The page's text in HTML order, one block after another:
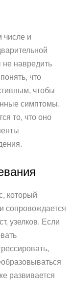
числе и
не навредить
что
чтобы
симптомы.
то, что оно
который
сопровождается
узелков. Если
развивается